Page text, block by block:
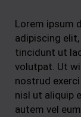
Lorem ipsum
adipiscing
tincidunt ut
volutpat. Ut
nostrud
nisl ut aliquip
autem vel